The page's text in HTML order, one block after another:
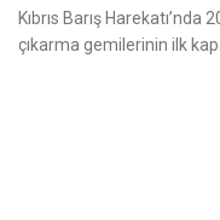
Kıbrıs Barış
çıkarma gemilerinin ilk